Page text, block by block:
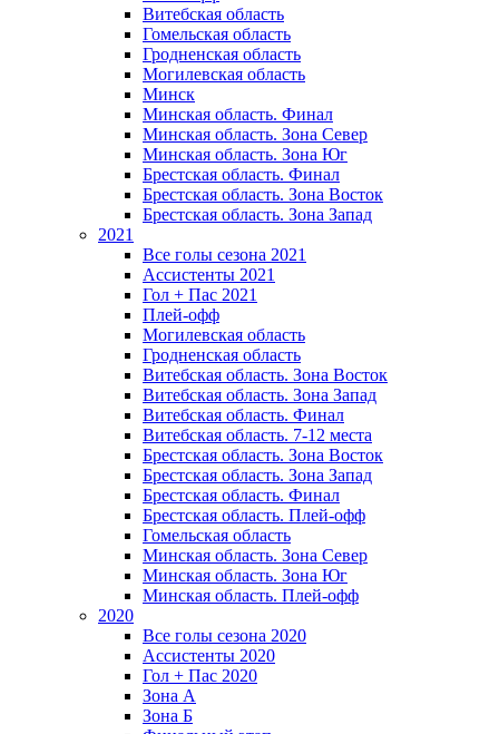
Витебская область
Гомельская область
Гродненская область
Могилевская область
Минск
Mинская область. Финал
Минская область. Зона Север
Минская область. Зона Юг
Брестская область. Финал
Брестская область. Зона Восток
Брестская область. Зона Запад
2021
Все голы сезона 2021
Ассистенты 2021
Гол + Пас 2021
Плей-офф
Могилевская область
Гродненская область
Витебская область. Зона Восток
Витебская область. Зона Запад
Витебская область. Финал
Витебская область. 7-12 места
Брестская область. Зона Восток
Брестская область. Зона Запад
Брестская область. Финал
Брестская область. Плей-офф
Гомельская область
Минская область. Зона Север
Минская область. Зона Юг
Минская область. Плей-офф
2020
Все голы сезона 2020
Ассистенты 2020
Гол + Пас 2020
Зона А
Зона Б